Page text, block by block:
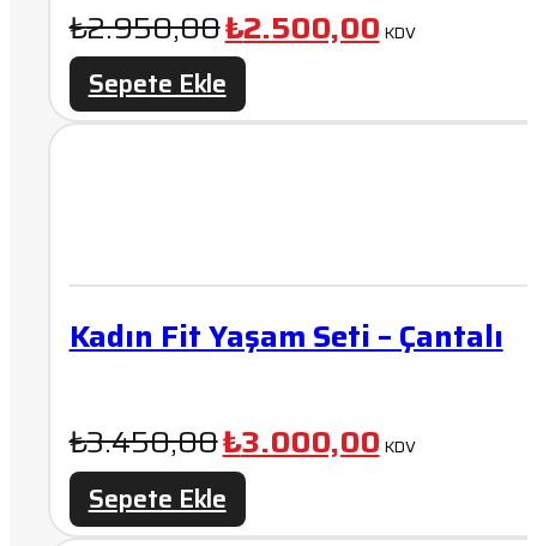
₺2.950,00Orijinal
fiyat:
₺2.950,00.
₺2.500,00Şu
KDV
Sepete Ekle
Kadın Fit Yaşam Seti – Çantalı
₺3.450,00Orijinal
fiyat:
₺3.450,00.
₺3.000,00Şu
KDV
Sepete Ekle